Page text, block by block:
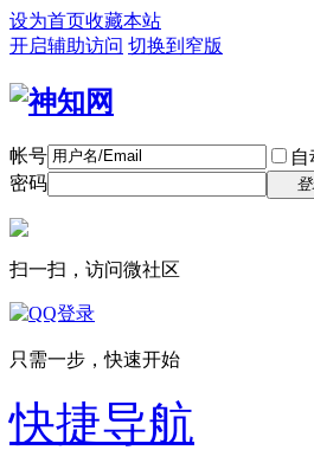
设为首页收藏本站
开启辅助访问 切换到窄版
帐号
密码
扫一扫，访问微社区
只需一步，快速开始
快捷导航